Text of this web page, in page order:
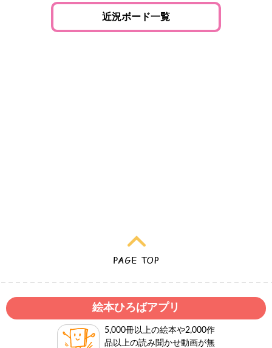
近況ボード一覧
絵本ひろばアプリ
5,000冊以上の絵本や2,000作
品以上の読み聞かせ動画が無